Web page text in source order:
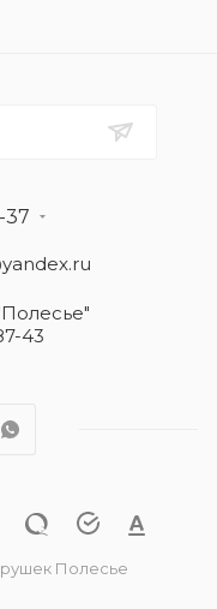
37
43
Полесье